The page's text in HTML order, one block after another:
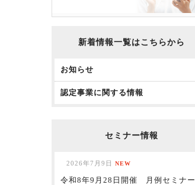
新着情報一覧はこちらから
お知らせ
認定事業に関する情報
セミナー情報
2026年7月9日 NEW
令和8年9月28日開催 月例セミナー